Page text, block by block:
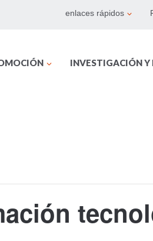
enlaces rápidos
INVESTIGACIÓN Y